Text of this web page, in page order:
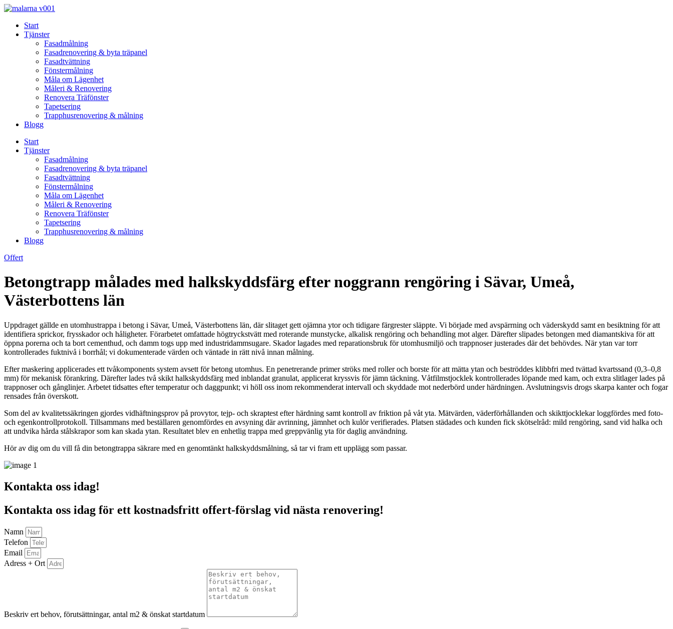
Skip
contentStart
Tjänster
Fasadmålning
Fasadrenovering & byta träpanel
Fasadtvättning
Fönstermålning
Måla om Lägenhet
Måleri & Renovering
Renovera Träfönster
Tapetsering
Trapphusrenovering & målning
Blogg
Start
Tjänster
Fasadmålning
Fasadrenovering & byta träpanel
Fasadtvättning
Fönstermålning
Måla om Lägenhet
Måleri & Renovering
Renovera Träfönster
Tapetsering
Trapphusrenovering & målning
Blogg
Offert
Betongtrapp målades med halkskyddsfärg efter noggrann rengöring i Sävar, Umeå,
Västerbottens län
Uppdraget gällde en utomhustrappa i betong i Sävar, Umeå, Västerbottens län, där slitaget gett ojämna ytor och tidigare färgrester släppte. Vi började med avspärrning och väderskydd samt en besiktning för att
identifiera sprickor, frysskador och håligheter. Förarbetet omfattade högtryckstvätt med roterande munstycke, alkalisk rengöring och behandling mot alger. Därefter slipades betongen med diamantskiva för att
öppna porerna och ta bort cementhud, och damm togs upp med industridammsugare. Skador lagades med reparationsbruk för utomhusmiljö och trappnoser justerades där det behövdes. När ytan var torr
kontrollerades fuktnivå i borrhål; vi dokumenterade värden och väntade in rätt nivå innan målning.
Efter maskering applicerades ett tvåkomponents system avsett för betong utomhus. En penetrerande primer ströks med roller och borste för att mätta ytan och beströddes klibbfri med tvättad kvartssand (0,3–0,8
mm) för mekanisk förankring. Därefter lades två skikt halkskyddsfärg med inblandat granulat, applicerat kryssvis för jämn täckning. Våtfilmstjocklek kontrollerades löpande med kam, och extra slitlager lades på
trappnoser och gånglinjer. Arbetet tidsattes efter temperatur och daggpunkt; vi höll oss inom rekommenderat intervall och skyddade mot nederbörd under härdningen. Avslutningsvis drogs skarpa kanter och fogar
rensades från överskott.
Som del av kvalitetssäkringen gjordes vidhäftningsprov på provytor, tejp- och skraptest efter härdning samt kontroll av friktion på våt yta. Mätvärden, väderförhållanden och skikttjocklekar loggfördes med foto-
och egenkontrollprotokoll. Tillsammans med beställaren genomfördes en avsyning där avrinning, jämnhet och kulör verifierades. Platsen städades och kunden fick skötselråd: mild rengöring, sand vid halka och
att undvika hårda stålskrapor som kan skada ytan. Resultatet blev en enhetlig trappa med greppvänlig yta för daglig användning.
Hör av dig om du vill få din betongtrappa säkrare med en genomtänkt halkskyddsmålning, så tar vi fram ett upplägg som passar.
Kontakta oss idag!
Kontakta oss idag för ett kostnadsfritt offert-förslag vid nästa renovering!
Namn
Telefon
Email
Adress + Ort
Beskriv ert behov, förutsättningar, antal m2 & önskat startdatum